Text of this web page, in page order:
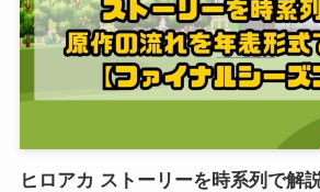
ヒロアカ ストーリーを時系列で解